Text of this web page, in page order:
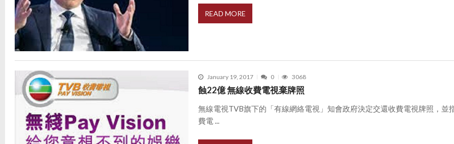
READ MORE
January 19, 2017 0 3068
蝕22億 無線收費電視棄牌照
無線電視TVB旗下的「有線網絡電視」知會政府決定交還收費電視牌照，並
費電 ...